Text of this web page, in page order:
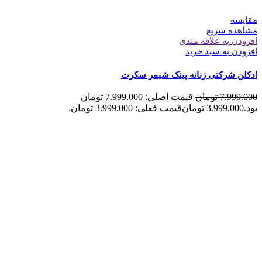
مقایسه
مشاهده سریع
افزودن به علاقه مندی
افزودن به سبد خرید
ادکلن شرکتی زنانه پینک شیمر سکرت
7.999.000 تومان
قیمت اصلی: 7.999.000 تومان
بود.3.999.000 تومانقیمت فعلی: 3.999.000 تومان.